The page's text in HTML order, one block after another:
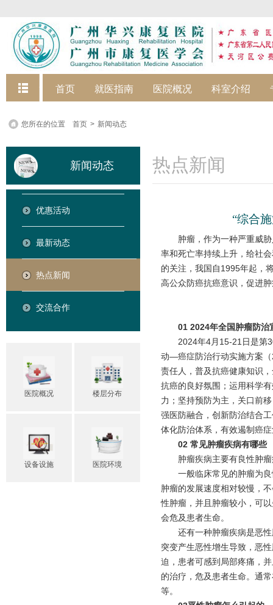
快捷菜单
首页 就医指南 医院概况 科室介绍
您所在的位置 首页 > 新闻动态
新闻动态
优惠活动
最新动态
热点新闻
交流合作
医院概况 楼层分布
设备设施 医院环境
热点新闻
“综合
肿瘤，作为一种严重威
率和死亡率持续上升，给社
的关注，我国自1995年起，
高公众防癌抗癌意识，促进
01 2024年全国肿瘤防治
2024年4月15-21日是第
动—癌症防治行动实施方案
责任人，普及抗癌健康知识
抗癌的良好氛围；运用科学
力；坚持预防为主，关口前
强医防融合，创新防治结合
体化防治体系，有效遏制癌
02 常见肿瘤疾病有哪些
肿瘤疾病主要有良性肿
一般临床常见的肿瘤为
肿瘤的发展速度相对较慢，
性肿瘤，并且肿瘤较小，可
会危及患者生命。
还有一种肿瘤疾病是恶
突变产生恶性增生导致，恶
迫，患者可感到局部疼痛，
的治疗，危及患者生命。通
等。